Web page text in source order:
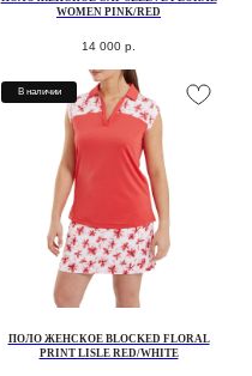
WOMEN PINK/RED
14 000 р.
В наличии
ПОЛО ЖЕНСКОЕ BLOCKED FLORAL
PRINT LISLE RED/WHITE